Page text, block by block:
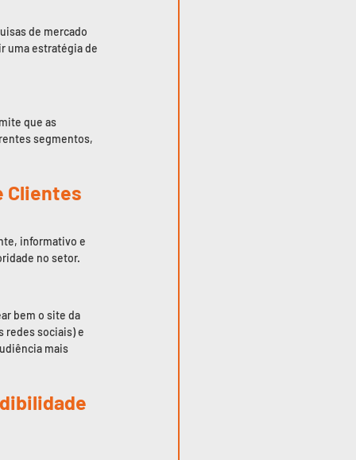
de mercado
uma estratégia de
que as
segmentos,
Clientes
informativo e
no setor.
bem o site da
redes sociais) e
mais